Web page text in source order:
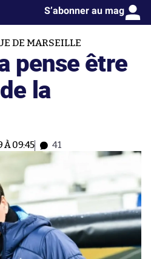
S’abonner au mag
DE MARSEILLE
pense être
la
À 09:45 41